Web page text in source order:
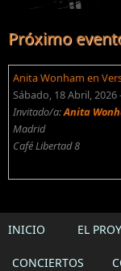
Próximo
Anita Wonham en
Sábado, 18 Abril, 2026
Invitado/a:Anita
Madrid
Café Libertad 8
INICIO EL
CONCIERTOS